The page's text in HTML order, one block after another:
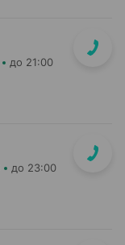
до 21:00
до 23:00